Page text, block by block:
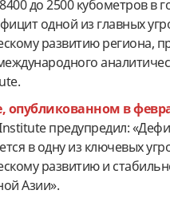
до 2500 кубометров в
одной из главных
развитию региона,
опубликованном в
предупредил:
в одну из ключевых
развитию и
Азии».